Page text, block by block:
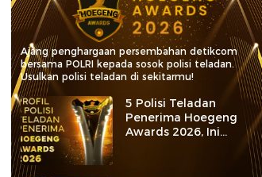
Ajang penghargaan persembahan detikcom
bersama POLRI kepada sosok polisi teladan.
Usulkan polisi teladan di sekitarmu!
5 Polisi Teladan
Penerima Hoegeng
Awards 2026, Ini
Kategori dan Kiprahnya